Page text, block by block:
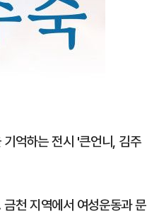
억하는 전시 '큰언니, 김주
천 지역에서 여성운동과 문